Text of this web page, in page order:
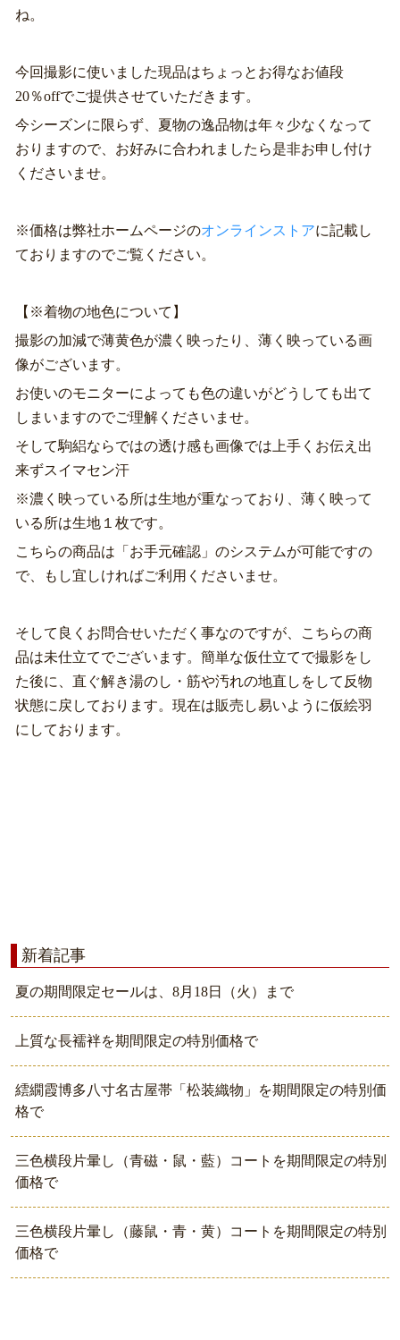
ね。
今回撮影に使いました現品はちょっとお得なお値段
20％offでご提供させていただきます。
今シーズンに限らず、夏物の逸品物は年々少なくなって
おりますので、お好みに合われましたら是非お申し付け
くださいませ。
※価格は弊社ホームページのオンラインストアに記載し
ておりますのでご覧ください。
【※着物の地色について】
撮影の加減で薄黄色が濃く映ったり、薄く映っている画
像がございます。
お使いのモニターによっても色の違いがどうしても出て
しまいますのでご理解くださいませ。
そして駒絽ならではの透け感も画像では上手くお伝え出
来ずスイマセン汗
※濃く映っている所は生地が重なっており、薄く映って
いる所は生地１枚です。
こちらの商品は「お手元確認」のシステムが可能ですの
で、もし宜しければご利用くださいませ。
そして良くお問合せいただく事なのですが、こちらの商
品は未仕立てでございます。簡単な仮仕立てで撮影をし
た後に、直ぐ解き湯のし・筋や汚れの地直しをして反物
状態に戻しております。現在は販売し易いように仮絵羽
にしております。
新着記事
夏の期間限定セールは、8月18日（火）まで
上質な長襦袢を期間限定の特別価格で
繧繝霞博多八寸名古屋帯「松装織物」を期間限定の特別価
格で
三色横段片暈し（青磁・鼠・藍）コートを期間限定の特別
価格で
三色横段片暈し（藤鼠・青・黄）コートを期間限定の特別
価格で